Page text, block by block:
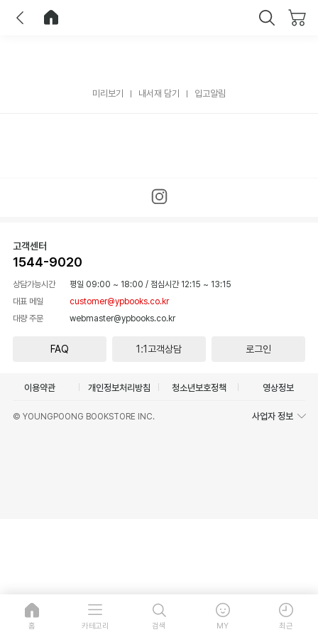
미리보기 내서재 담기 입고알림
고객센터
1544-9020
상담가능시간 평일 09:00 ~ 18:00 / 점심시간 12:15 ~ 13:15
대표 메일
customer@ypbooks.co.kr
대량 주문
webmaster@ypbooks.co.kr
FAQ 1:1고객상담 로그인
이용약관 개인정보처리방침 청소년보호정책 영상정보
© YOUNGPOONG BOOKSTORE INC. 사업자 정보
홈 카테고리 검색 MY 최근